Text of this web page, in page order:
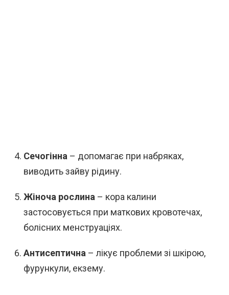
Сечогінна – допомагає при набряках,
виводить зайву рідину.
Жіноча рослина – кора калини
застосовується при маткових кровотечах,
болісних менструаціях.
Антисептична – лікує проблеми зі шкірою,
фурункули, екзему.